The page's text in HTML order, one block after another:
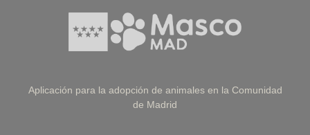
Aplicación para la adopción de animales en la Comunidad
de Madrid